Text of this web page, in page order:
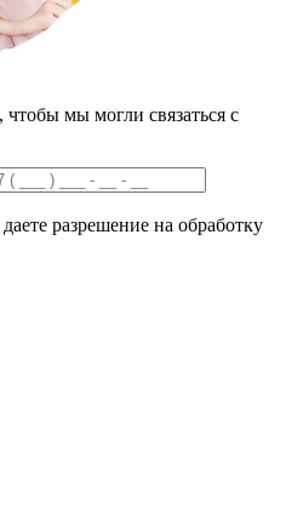
мы могли связаться с
разрешение на обработку